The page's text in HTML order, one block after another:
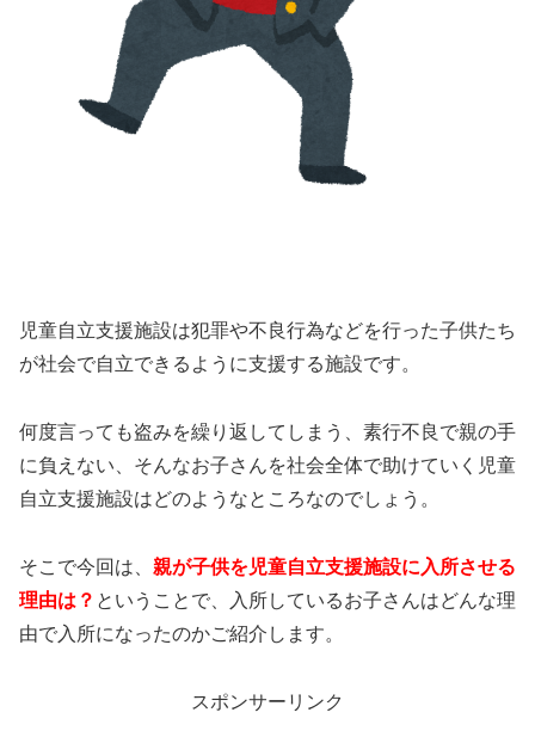
児童自立支援施設は犯罪や不良行為などを行った子供たち
が社会で自立できるように支援する施設です。
何度言っても盗みを繰り返してしまう、素行不良で親の手
に負えない、そんなお子さんを社会全体で助けていく児童
自立支援施設はどのようなところなのでしょう。
そこで今回は、 親が子供を児童自立支援施設に入所させる
理由は？ ということで、入所しているお子さんはどんな理
由で入所になったのかご紹介します。
スポンサーリンク